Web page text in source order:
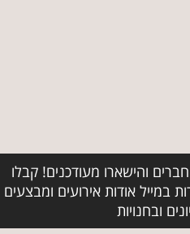
והישארו מעודכנים! קבלו
במייל אודות אירועים ומבצעים
ובחנויות